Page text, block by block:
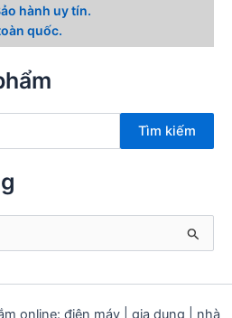
hành uy tín.
quốc.
Tìm kiếm
online: điện máy | gia dụng | nhà